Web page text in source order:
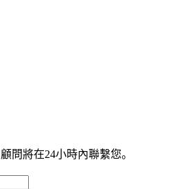
問將在24小時內聯繫您。